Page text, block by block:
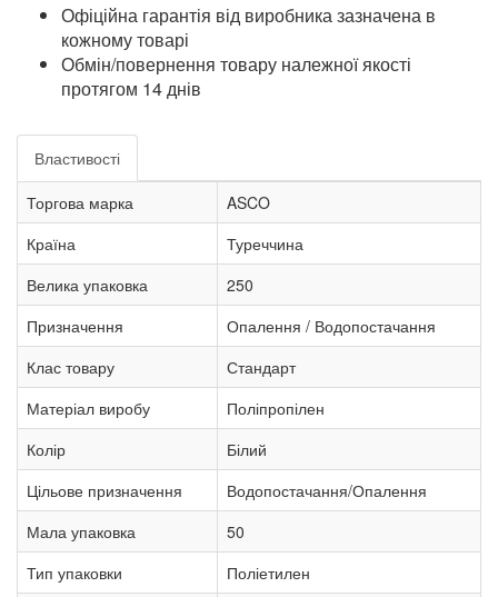
Офіційна гарантія від виробника зазначена в
кожному товарі
Обмін/повернення товару належної якості
протягом 14 днів
Властивості
Торгова марка
ASCO
Країна
Туреччина
Велика упаковка
250
Призначення
Опалення / Водопостачання
Клас товару
Стандарт
Матеріал виробу
Поліпропілен
Колір
Білий
Цільове призначення
Водопостачання/Опалення
Мала упаковка
50
Тип упаковки
Поліетилен